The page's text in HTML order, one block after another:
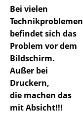
Bei vielen
Technikproblemen
befindet sich das
Problem vor dem
Bildschirm.
Außer bei
Druckern,
die machen das
mit Absicht!!!